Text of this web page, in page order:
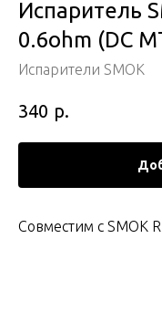
Испаритель
0.6ohm (DC
Испарители SMOK
340 р.
Совместим с SMOK